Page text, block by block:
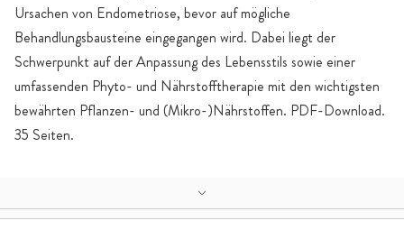
Ursachen von Endometriose, bevor auf mögliche
Behandlungsbausteine eingegangen wird. Dabei liegt der
Schwerpunkt auf der Anpassung des Lebensstils sowie einer
umfassenden Phyto- und Nährstofftherapie mit den wichtigsten
bewährten Pflanzen- und (Mikro-)Nährstoffen. PDF-Download.
35 Seiten.